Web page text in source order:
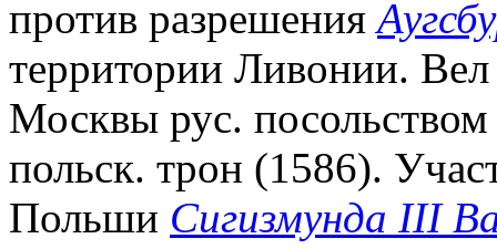
против разрешения
территории Ливонии.
Москвы рус.
польск. трон (1586).
Польши Сигизмунда III